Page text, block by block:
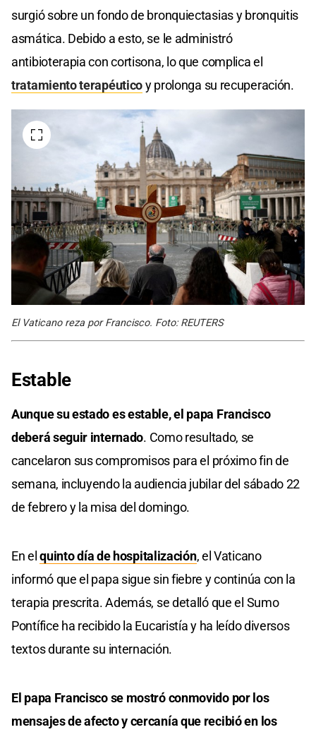
surgió sobre un fondo de bronquiectasias y bronquitis
asmática. Debido a esto, se le administró
antibioterapia con cortisona, lo que complica el
tratamiento terapéuticoy prolonga su recuperación.
El Vaticano reza por Francisco. Foto: REUTERS
Estable
Aunque su estado es estable, el papa Francisco
deberá seguir internado. Como resultado, se
cancelaron sus compromisos para el próximo fin de
semana, incluyendo la audiencia jubilar del sábado 22
de febrero y la misa del domingo.
En elquinto día de hospitalización, el Vaticano
informó que el papa sigue sin fiebre y continúa con la
terapia prescrita. Además, se detalló que el Sumo
Pontífice ha recibido la Eucaristía y ha leído diversos
textos durante su internación.
El papa Francisco se mostró conmovido por los
mensajes de afecto y cercanía que recibió en los